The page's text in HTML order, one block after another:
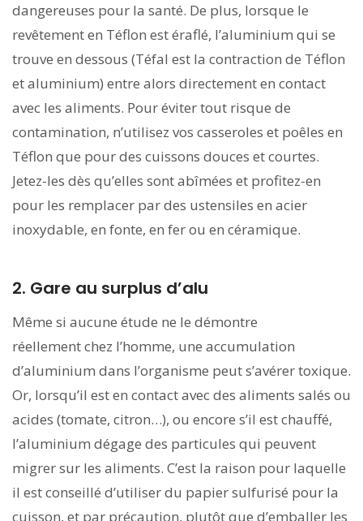
dangereuses pour la santé. De plus, lorsque le
revêtement en Téflon est éraflé, l’aluminium qui se
trouve en dessous (Téfal est la contraction de Téflon
et aluminium) entre alors directement en contact
avec les aliments. Pour éviter tout risque de
contamination, n’utilisez vos casseroles et poêles en
Téflon que pour des cuissons douces et courtes.
Jetez-les dès qu’elles sont abîmées et profitez-en
pour les remplacer par des ustensiles en acier
inoxydable, en fonte, en fer ou en céramique.
2. Gare au surplus d’alu
Même si aucune étude ne le démontre
réellement chez l’homme, une accumulation
d’aluminium dans l’organisme peut s’avérer toxique.
Or, lorsqu’il est en contact avec des aliments salés ou
acides (tomate, citron…), ou encore s’il est chauffé,
l’aluminium dégage des particules qui peuvent
migrer sur les aliments. C’est la raison pour laquelle
il est conseillé d’utiliser du papier sulfurisé pour la
cuisson, et par précaution, plutôt que d’emballer les